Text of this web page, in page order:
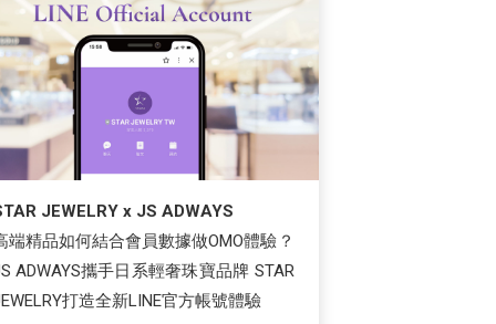
JEWELRY x JS ADWAYS
端精品如何結合會員數據做OMO體驗？
ADWAYS攜手日系輕奢珠寶品牌 STAR
打造全新LINE官方帳號體驗